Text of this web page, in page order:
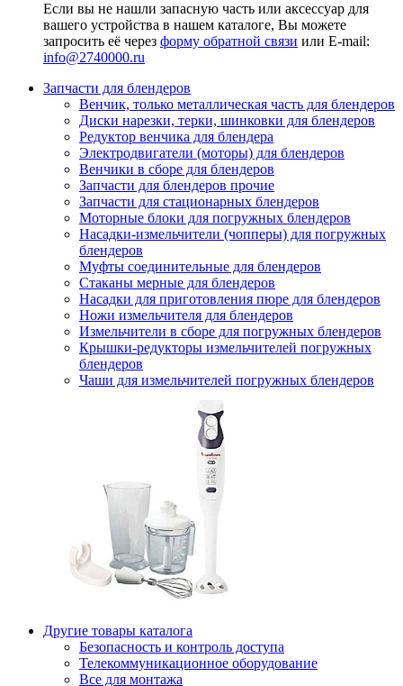
Если вы не нашли запасную часть или аксессуар для
вашего устройства в нашем каталоге, Вы можете
запросить её через форму обратной связи или E-mail:
info@2740000.ru
Запчасти для блендеров
Венчик, только металлическая часть для блендеров
Диски нарезки, терки, шинковки для блендеров
Редуктор венчика для блендера
Электродвигатели (моторы) для блендеров
Венчики в сборе для блендеров
Запчасти для блендеров прочие
Запчасти для стационарных блендеров
Моторные блоки для погружных блендеров
Насадки-измельчители (чопперы) для погружных
блендеров
Муфты соединительные для блендеров
Стаканы мерные для блендеров
Насадки для приготовления пюре для блендеров
Ножи измельчителя для блендеров
Измельчители в сборе для погружных блендеров
Крышки-редукторы измельчителей погружных
блендеров
Чаши для измельчителей погружных блендеров
Другие товары каталога
Безопасность и контроль доступа
Телекоммуникационное оборудование
Все для монтажа